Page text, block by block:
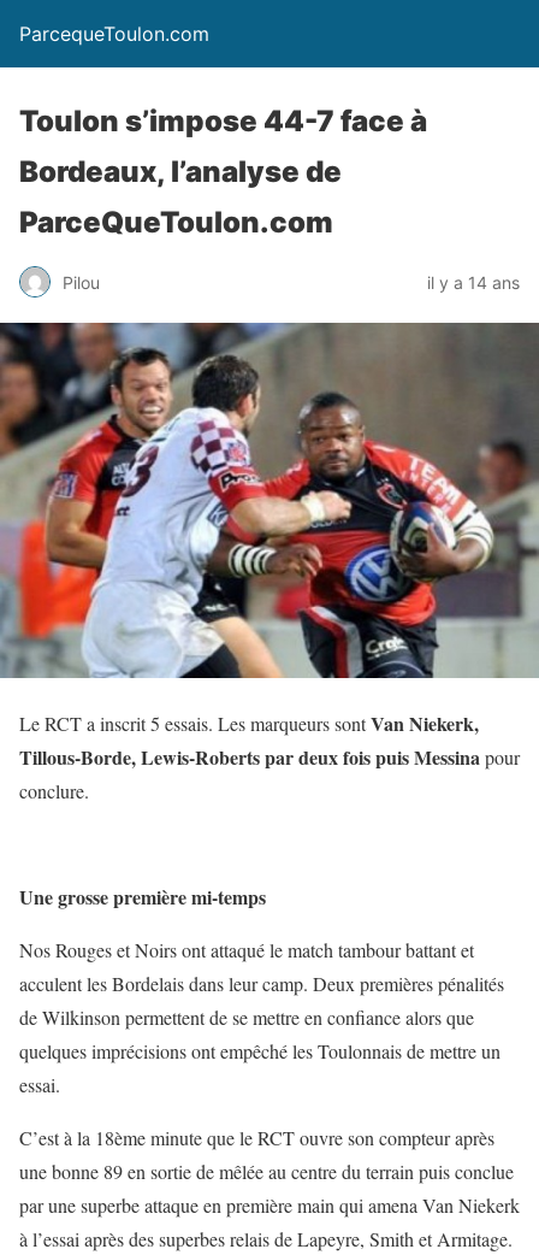
ParcequeToulon.com
Toulon s’impose 44-7 face à
Bordeaux, l’analyse de
ParceQueToulon.com
Pilou il y a 14 ans
Le RCT a inscrit 5 essais. Les marqueurs sontVan Niekerk,
Tillous-Borde, Lewis-Roberts par deux fois puis Messinapour
conclure.
Une grosse première mi-temps
Nos Rouges et Noirs ont attaqué le match tambour battant et
acculent les Bordelais dans leur camp. Deux premières pénalités
de Wilkinson permettent de se mettre en confiance alors que
quelques imprécisions ont empêché les Toulonnais de mettre un
essai.
C’est à la 18ème minute que le RCT ouvre son compteur après
une bonne 89 en sortie de mêlée au centre du terrain puis conclue
par une superbe attaque en première main qui amena Van Niekerk
à l’essai après des superbes relais de Lapeyre, Smith et Armitage.